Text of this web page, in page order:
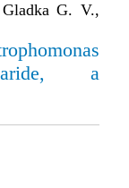
G. V.,
a